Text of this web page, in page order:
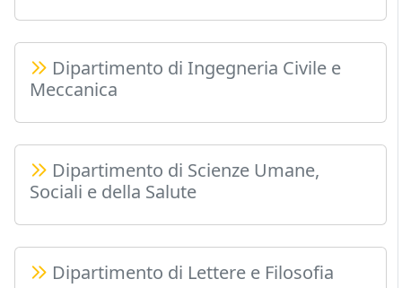
Dipartimento di Ingegneria Civile e
Meccanica
Dipartimento di Scienze Umane,
Sociali e della Salute
Dipartimento di Lettere e Filosofia